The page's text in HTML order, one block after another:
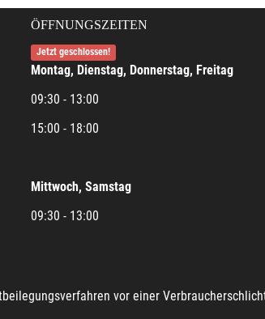
ÖFFNUNGSZEITEN
Jetzt geschlossen!
Montag, Dienstag, Donnerstag, Freitag
09:30 - 13:00
15:00 - 18:00
Mittwoch, Samstag
09:30 - 13:00
vor einer